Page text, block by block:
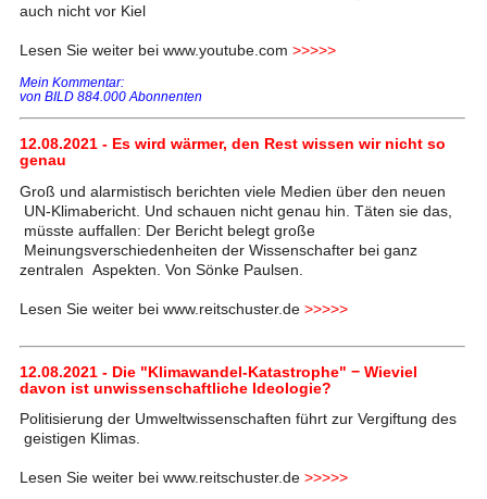
auch nicht vor Kiel
Lesen Sie weiter bei www.youtube.com >>>>>
Mein Kommentar:
von BILD 884.000 Abonnenten
12.08.2021 - Es wird wärmer, den Rest wissen wir nicht so
genau
Groß und alarmistisch berichten viele Medien über den neuen
UN-Klimabericht. Und schauen nicht genau hin. Täten sie das,
müsste auffallen: Der Bericht belegt große
Meinungsverschiedenheiten der Wissenschafter bei ganz
zentralen Aspekten. Von Sönke Paulsen.
Lesen Sie weiter bei www.reitschuster.de >>>>>
12.08.2021 - Die "Klimawandel-Katastrophe" − Wieviel
davon ist unwissenschaftliche Ideologie?
Politisierung der Umweltwissenschaften führt zur Vergiftung des
geistigen Klimas.
Lesen Sie weiter bei www.reitschuster.de >>>>>